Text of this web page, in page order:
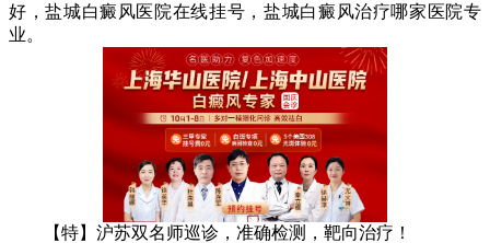
好，盐城白癜风医院在线挂号，盐城白癜风治疗哪家医院专
业。
【特】沪苏双名师巡诊，准确检测，靶向治疗！